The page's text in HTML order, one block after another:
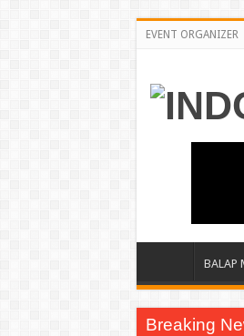
EVENT ORGANIZER
BALAP
Breaking